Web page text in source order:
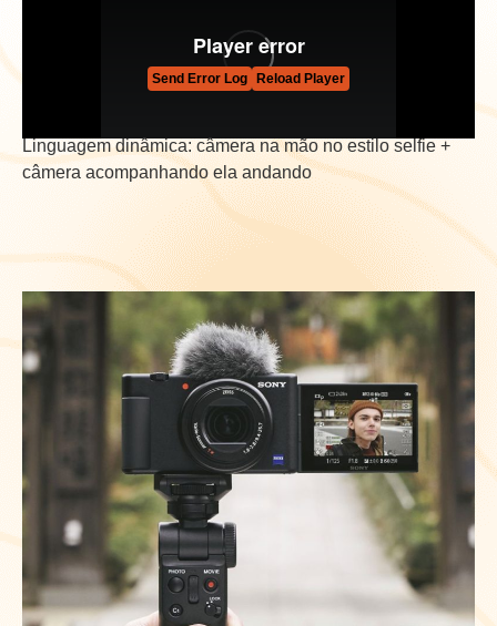
Linguagem dinâmica: câmera na mão no estilo selfie +
câmera acompanhando ela andando